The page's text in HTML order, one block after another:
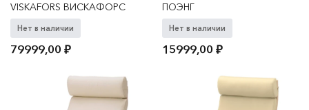
VISKAFORS ВИСКАФОРС
Нет в наличии
79999,00₽
ПОЭНГ
Нет в наличии
15999,00₽